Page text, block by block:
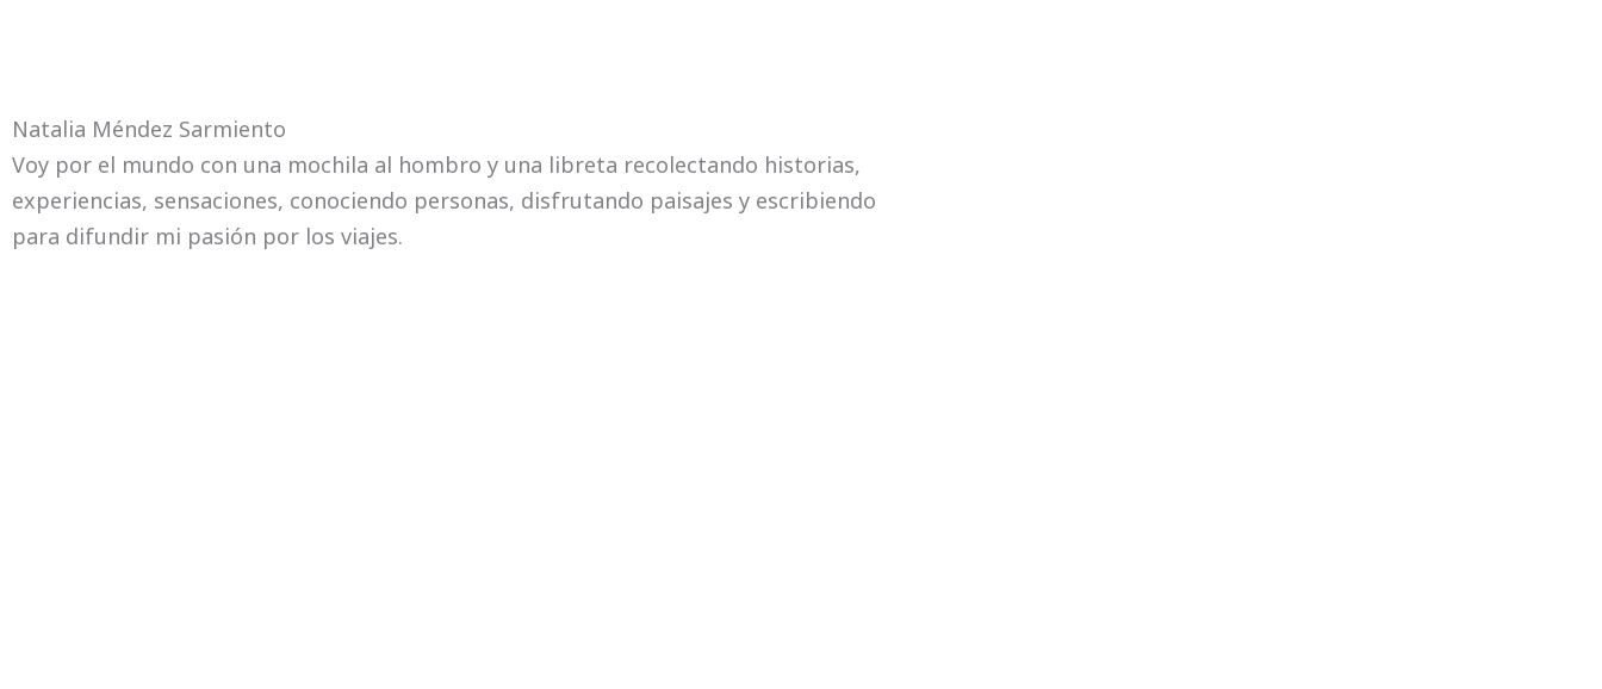
Natalia Méndez Sarmiento
Voy por el mundo con una mochila al hombro y una libreta recolectando historias,
experiencias, sensaciones, conociendo personas, disfrutando paisajes y escribiendo
para difundir mi pasión por los viajes.